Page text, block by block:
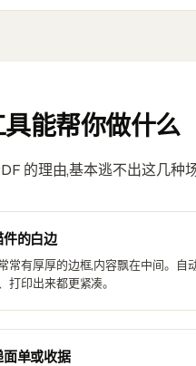
能帮你做什么
的理由,基本逃不出这几种
的白边
常有厚厚的边框,内容飘在中间。自
打印出来都更紧凑。
单或收据